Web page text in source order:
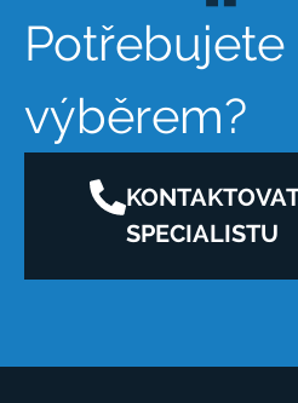
výběrem?
SPECIALISTU